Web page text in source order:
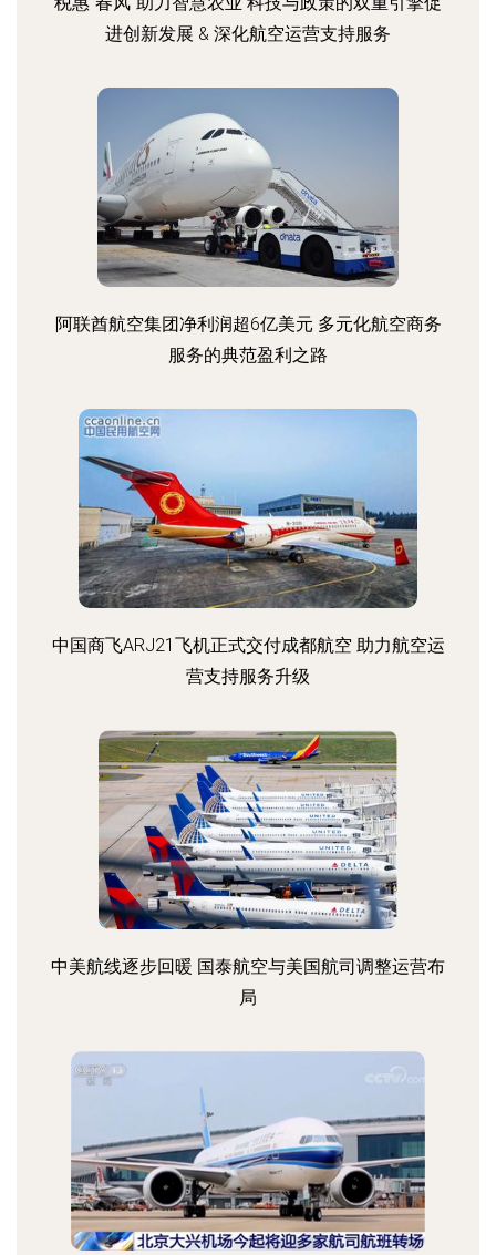
进创新发展 & 深化航空运营支持服务
阿联酋航空集团净利润超6亿美元 多元化航空商务
服务的典范盈利之路
中国商飞ARJ21飞机正式交付成都航空 助力航空运
营支持服务升级
中美航线逐步回暖 国泰航空与美国航司调整运营布
局